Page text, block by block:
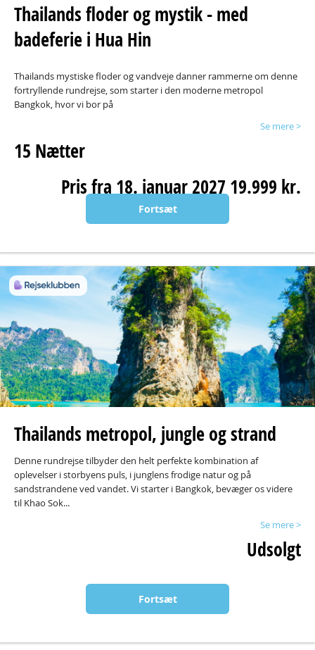
Thailands floder og mystik - med
badeferie i Hua Hin
Thailands mystiske floder og vandveje danner rammerne om denne
fortryllende rundrejse, som starter i den moderne metropol
Bangkok, hvor vi bor på
Se mere >
15 Nætter
Pris fra 18. januar 2027 19.999 kr.
Fortsæt
Thailands metropol, jungle og strand
Denne rundrejse tilbyder den helt perfekte kombination af
oplevelser i storbyens puls, i junglens frodige natur og på
sandstrandene ved vandet. Vi starter i Bangkok, bevæger os videre
til Khao Sok...
Se mere >
Udsolgt
Fortsæt